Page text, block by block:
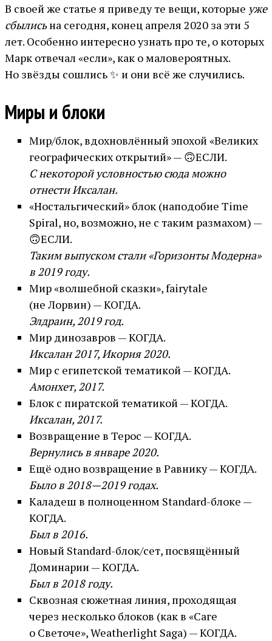
В своей же статье я приведу те вещи, которые уже
сбылисьна сегодня, конец апреля 2020 за эти 5
лет. Особенно интересно узнать про те, о которых
Марк отвечал «если», как о маловероятных.
Но звёзды сошлись ✨ и они всё же случились.
Миры и блоки
Мир/блок, вдохновлённый эпохой «Великих
географических открытий» — 🙃ЕСЛИ.
С некоторой условностью сюда можно
отнести Иксалан.
«Ностальгический» блок (наподобие Time
Spiral, но, возможно, не с таким размахом) —
🙃ЕСЛИ.
Таким выпуском стали «Горизонты Модерна»
в 2019 году.
Мир «волшебной сказки», fairytale
(не Лорвин) — КОГДА.
Элдраин, 2019 год.
Мир динозавров — КОГДА.
Иксалан 2017, Икория 2020.
Мир с египетской тематикой — КОГДА.
Амонхет, 2017.
Блок с пиратской тематикой — КОГДА.
Иксалан, 2017.
Возвращение в Терос — КОГДА.
Вернулись в январе 2020.
Ещё одно возвращение в Равнику — КОГДА.
Было в 2018—2019 годах.
Каладеш в полноценном Standard-блоке —
КОГДА.
Был в 2016.
Новый Standard-блок/сет, посвящённый
Доминарии — КОГДА.
Был в 2018 году.
Сквозная сюжетная линия, проходящая
через несколько блоков (как в «Саге
о Светоче», Weatherlight Saga) — КОГДА.